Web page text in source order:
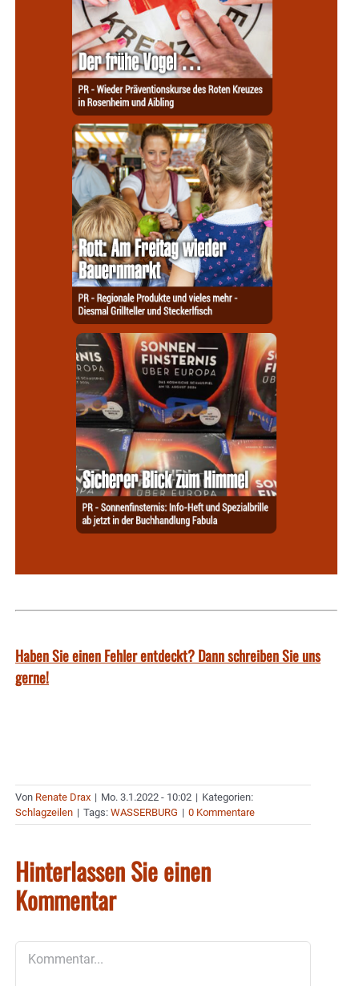
Haben Sie einen Fehler entdeckt? Dann schreiben Sie uns
gerne!
Von Renate Drax | Mo. 3.1.2022 - 10:02 | Kategorien:
Schlagzeilen | Tags: WASSERBURG | 0 Kommentare
Hinterlassen Sie einen
Kommentar